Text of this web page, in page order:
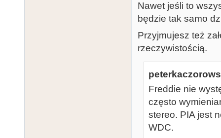
Nawet jeśli to
będzie tak samo
Przyjmujesz też
rzeczywistością.
Freddie nie
często
stereo. PIA jest
WDC.